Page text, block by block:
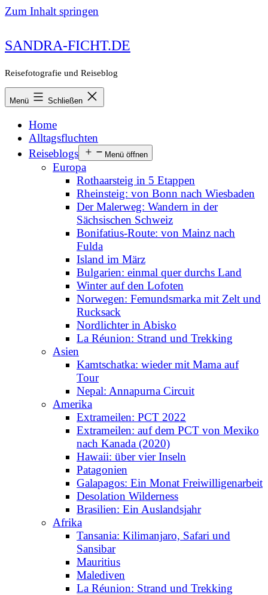
Zum Inhalt springen
SANDRA-FICHT.DE
Reisefotografie und Reiseblog
Menü Schließen
Home
Alltagsfluchten
Reiseblogs
Menü öffnen
Europa
Rothaarsteig in 5 Etappen
Rheinsteig: von Bonn nach Wiesbaden
Der Malerweg: Wandern in der
Sächsischen Schweiz
Bonifatius-Route: von Mainz nach
Fulda
Island im März
Bulgarien: einmal quer durchs Land
Winter auf den Lofoten
Norwegen: Femundsmarka mit Zelt und
Rucksack
Nordlichter in Abisko
La Réunion: Strand und Trekking
Asien
Kamtschatka: wieder mit Mama auf
Tour
Nepal: Annapurna Circuit
Amerika
Extrameilen: PCT 2022
Extrameilen: auf dem PCT von Mexiko
nach Kanada (2020)
Hawaii: über vier Inseln
Patagonien
Galapagos: Ein Monat Freiwilligenarbeit
Desolation Wilderness
Brasilien: Ein Auslandsjahr
Afrika
Tansania: Kilimanjaro, Safari und
Sansibar
Mauritius
Malediven
La Réunion: Strand und Trekking